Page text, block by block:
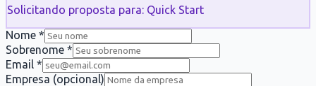
Solicitando proposta para: Quick Start
Nome *
Sobrenome *
Email *
Empresa (opcional)